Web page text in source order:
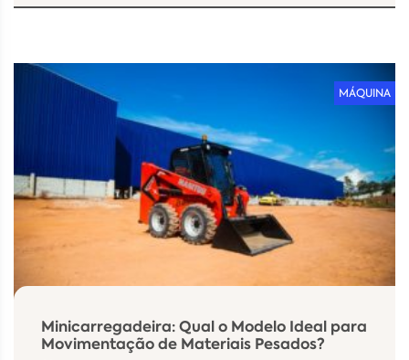
MÁQUINA
Minicarregadeira: Qual o Modelo Ideal para
Movimentação de Materiais Pesados?